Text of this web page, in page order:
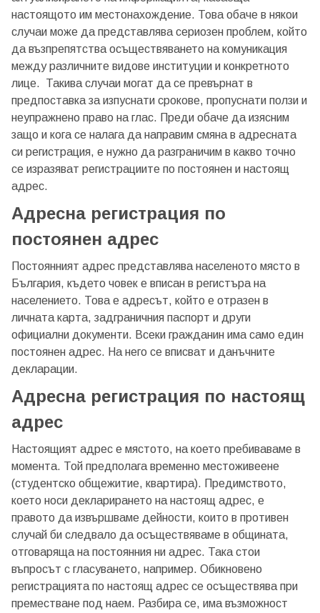
настоящото им местонахождение. Това обаче в някои
случаи може да представлява сериозен проблем, който
да възпрепятства осъществяването на комуникация
между различните видове институции и конкретното
лице. Такива случаи могат да се превърнат в
предпоставка за изпуснати срокове, пропуснати ползи и
неупражнено право на глас. Преди обаче да изясним
защо и кога се налага да направим смяна в адресната
си регистрация, е нужно да разграничим в какво точно
се изразяват регистрациите по постоянен и настоящ
адрес.
Адресна регистрация по
постоянен адрес
Постоянният адрес представлява населеното място в
България, където човек е вписан в регистъра на
населението. Това е адресът, който е отразен в
личната карта, задграничния паспорт и други
официални документи. Всеки гражданин има само един
постоянен адрес. На него се вписват и данъчните
декларации.
Адресна регистрация по настоящ
адрес
Настоящият адрес е мястото, на което пребиваваме в
момента. Той предполага временно местоживеене
(студентско общежитие, квартира). Предимството,
което носи декларирането на настоящ адрес, е
правото да извършваме дейности, които в противен
случай би следвало да осъществяваме в общината,
отговаряща на постоянния ни адрес. Така стои
въпросът с гласуването, например. Обикновено
регистрацията по настоящ адрес се осъществява при
преместване под наем. Разбира се, има възможност